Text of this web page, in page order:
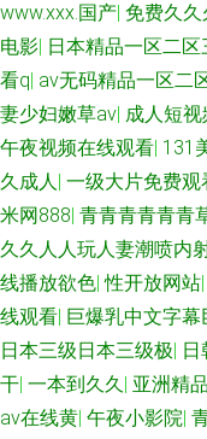
www.xxx.国产| 免费久久
电影| 日本精品一区二
看q| av无码精品一区二
妻少妇嫩草av| 成人短
午夜视频在线观看| 131
久成人| 一级大片免费观
米网888| 青青青青青青
久久人人玩人妻潮喷内
线播放欲色|性开放网站|
线观看| 巨爆乳中文字
日本三级日本三级极| 日
干| 一本到久久| 亚洲精
av在线黄| 午夜小影院|